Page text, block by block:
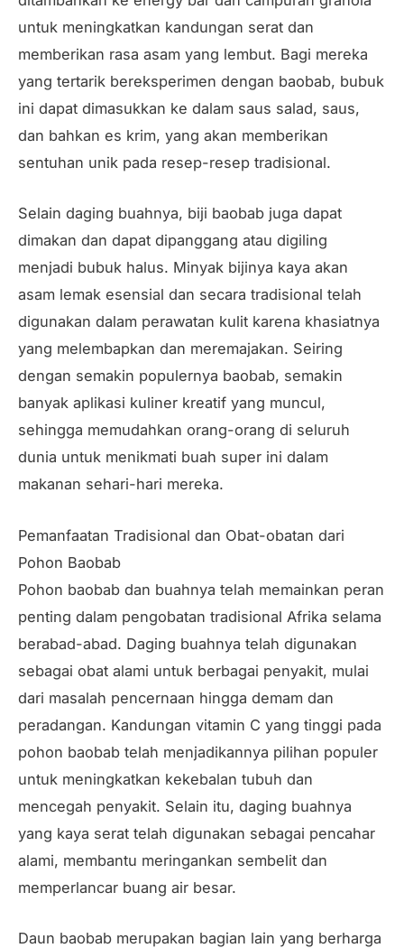
untuk meningkatkan kandungan serat dan
memberikan rasa asam yang lembut. Bagi mereka
yang tertarik bereksperimen dengan baobab, bubuk
ini dapat dimasukkan ke dalam saus salad, saus,
dan bahkan es krim, yang akan memberikan
sentuhan unik pada resep-resep tradisional.
Selain daging buahnya, biji baobab juga dapat
dimakan dan dapat dipanggang atau digiling
menjadi bubuk halus. Minyak bijinya kaya akan
asam lemak esensial dan secara tradisional telah
digunakan dalam perawatan kulit karena khasiatnya
yang melembapkan dan meremajakan. Seiring
dengan semakin populernya baobab, semakin
banyak aplikasi kuliner kreatif yang muncul,
sehingga memudahkan orang-orang di seluruh
dunia untuk menikmati buah super ini dalam
makanan sehari-hari mereka.
Pemanfaatan Tradisional dan Obat-obatan dari
Pohon Baobab
Pohon baobab dan buahnya telah memainkan peran
penting dalam pengobatan tradisional Afrika selama
berabad-abad. Daging buahnya telah digunakan
sebagai obat alami untuk berbagai penyakit, mulai
dari masalah pencernaan hingga demam dan
peradangan. Kandungan vitamin C yang tinggi pada
pohon baobab telah menjadikannya pilihan populer
untuk meningkatkan kekebalan tubuh dan
mencegah penyakit. Selain itu, daging buahnya
yang kaya serat telah digunakan sebagai pencahar
alami, membantu meringankan sembelit dan
memperlancar buang air besar.
Daun baobab merupakan bagian lain yang berharga